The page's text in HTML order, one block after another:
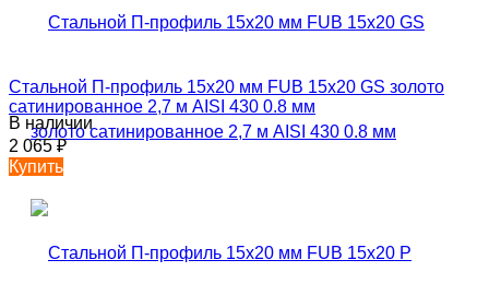
Стальной П-профиль 15х20 мм FUB 15х20 GS золото
сатинированное 2,7 м AISI 430 0.8 мм
В наличии
2 065₽
Купить